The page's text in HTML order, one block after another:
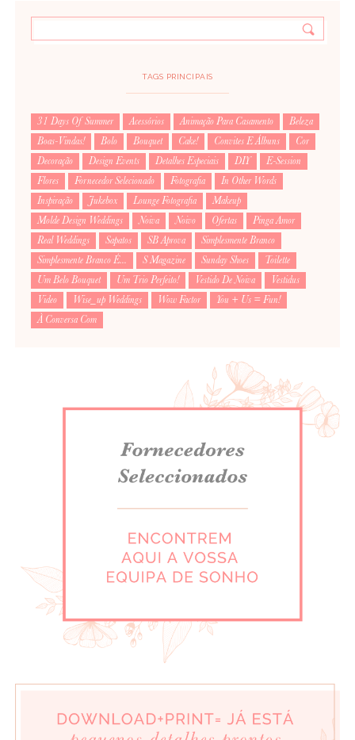
TAGS PRINCIPAIS
31 Days Of Summer Acessórios Animação Para Casamento
Beleza
Boas-Vindas!
Bolo Bouquet Cake! Convites E Álbuns
Cor
Decoração
Design Events Detalhes Especiais DIY
E-Session
Flores
Fornecedor Selecionado Fotografia
In Other Words
Inspiração
Jukebox Lounge Fotografia
Makeup
Molde Design Weddings
Noiva Noivo Ofertas
Pinga Amor
Real Weddings
Sapatos SB Aprova
Simplesmente Branco
Simplesmente Branco É...
S Magazine Sunday Shoes
Toilette
Um Belo Bouquet
Um Trio Perfeito! Vestido De Noiva
Vestidus
Video
Wise_up Weddings Wow Factor
You + Us = Fun!
À Conversa Com